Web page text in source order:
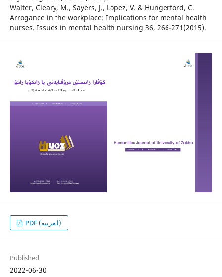
Walter, Cleary, M., Sayers, J., Lopez, V. & Hungerford, C.
Arrogance in the workplace: Implications for mental health
nurses. Issues in mental health nursing 36, 266-271(2015).
PDF (العربية)
Published
2022-06-30